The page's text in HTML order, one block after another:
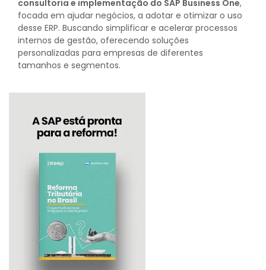
consultoria e implementação do SAP Business One,
focada em ajudar negócios, a adotar e otimizar o uso
desse ERP. Buscando simplificar e acelerar processos
internos de gestão, oferecendo soluções
personalizadas para empresas de diferentes
tamanhos e segmentos.